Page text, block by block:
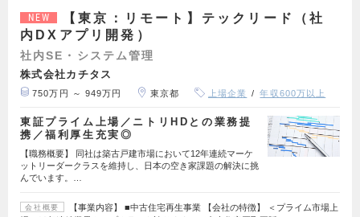
NEW
【東京：リモート】テックリード（社
内DXアプリ開発）
社内SE・システム管理
株式会社カチタス
750万円 ～ 949万円 東京都 上場企業 年収600万以上
東証プライム上場／ニトリHDとの業務提
携／福利厚生充実◎
【職務概要】 同社は築古戸建市場において12年連続マーケ
ットリーダークラスを維持し、日本の空き家課題の解決に挑
んでいます。…
会社概要
【事業内容】 ■中古住宅再生事業 【会社の特徴】 ＜プライム市場上